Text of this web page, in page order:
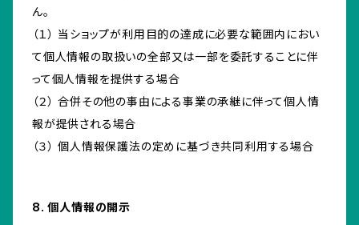
ん。
（１） 当ショップが利用目的の達成に必要な範囲内におい
て個人情報の取扱いの全部又は一部を委託することに伴
って個人情報を提供する場合
（２） 合併その他の事由による事業の承継に伴って個人情
報が提供される場合
（３） 個人情報保護法の定めに基づき共同利用する場合
8. 個人情報の開示